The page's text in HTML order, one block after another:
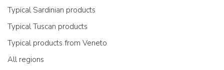
Typical Sardinian products
Typical Tuscan products
Typical products from Veneto
All regions